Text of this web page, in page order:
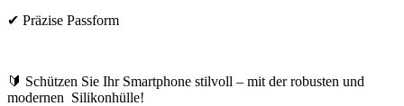
✔ Präzise Passform
🔰 Schützen Sie Ihr Smartphone stilvoll – mit der robusten und
modernen Silikonhülle!